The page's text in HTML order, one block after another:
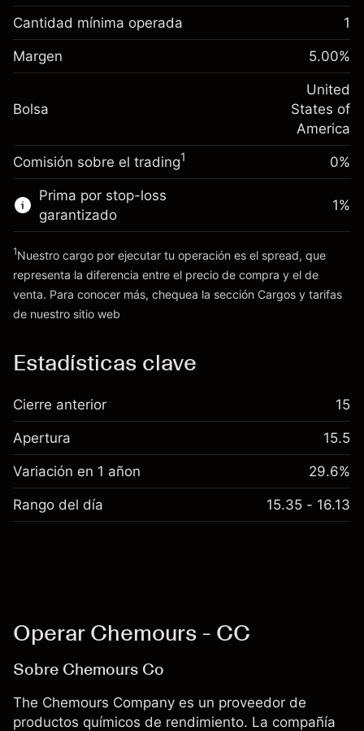
Ajuste de financiamiento
nocturno
Cargos por el valor total de la
posición
%
(-$4.31)
Tamaño de la operación con apalancamiento
~$20,000.00
$19,000.00
Ir a la plataforma
Margen. Tu inversión
$1,000.00
Ajuste de financiamiento
-0.000654
%
(-$0.13)
Tamaño de la operación con apalancamiento
~$20,000.00
Dinero del apalancamiento ~ $
Cantidad mínima operada 1
Margen 5.00%
Bolsa
United
States of
America
Comisión sobre el trading1 0%
Prima por stop-loss
garantizado
Cargos
1%
1Nuestro cargo por ejecutar tu operación es el spread, que
representa la diferencia entre el precio de compra y el de
venta. Para conocer más, chequea la sección Cargos y tarifas
de nuestro sitio web
Estadísticas clave
Cierre anterior 15
Apertura 15.5
Variación en 1 añon 29.6%
Rango del día 15.35 - 16.13
Operar Chemours - CC
Sobre Chemours Co
The Chemours Company es un proveedor de
productos químicos de rendimiento. La compañía